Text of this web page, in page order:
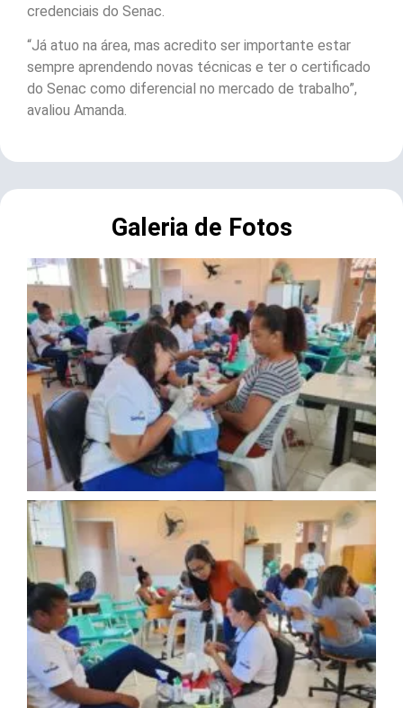
credenciais do Senac.
“Já atuo na área, mas acredito ser importante estar
sempre aprendendo novas técnicas e ter o certificado
do Senac como diferencial no mercado de trabalho”,
avaliou Amanda.
Galeria de Fotos